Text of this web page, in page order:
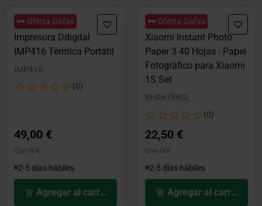
🕶️ Oferta Gafas
Impresora Ddigital
IMP416 Térmica Portátil
IMP416
(0)
49,00 €
Con IVA
2-5 días hábiles
Agregar al carrito
🕶️ Oferta Gafas
Xiaomi Instant Photo
Paper 3 40 Hojas - Papel
Fotográfico para Xiaomi
1S Set
BHR6756GL
(0)
22,50 €
Con IVA
2-5 días hábiles
Agregar al carrito